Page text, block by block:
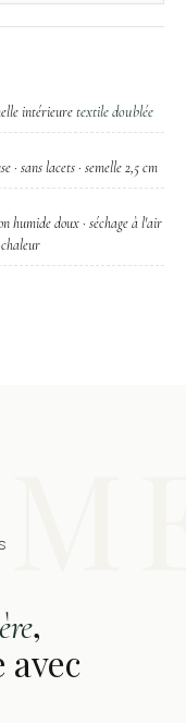
intérieuretextile doublée
· sans lacets · semelle 2,5 cm
humide doux · séchage à l'air
,
avec